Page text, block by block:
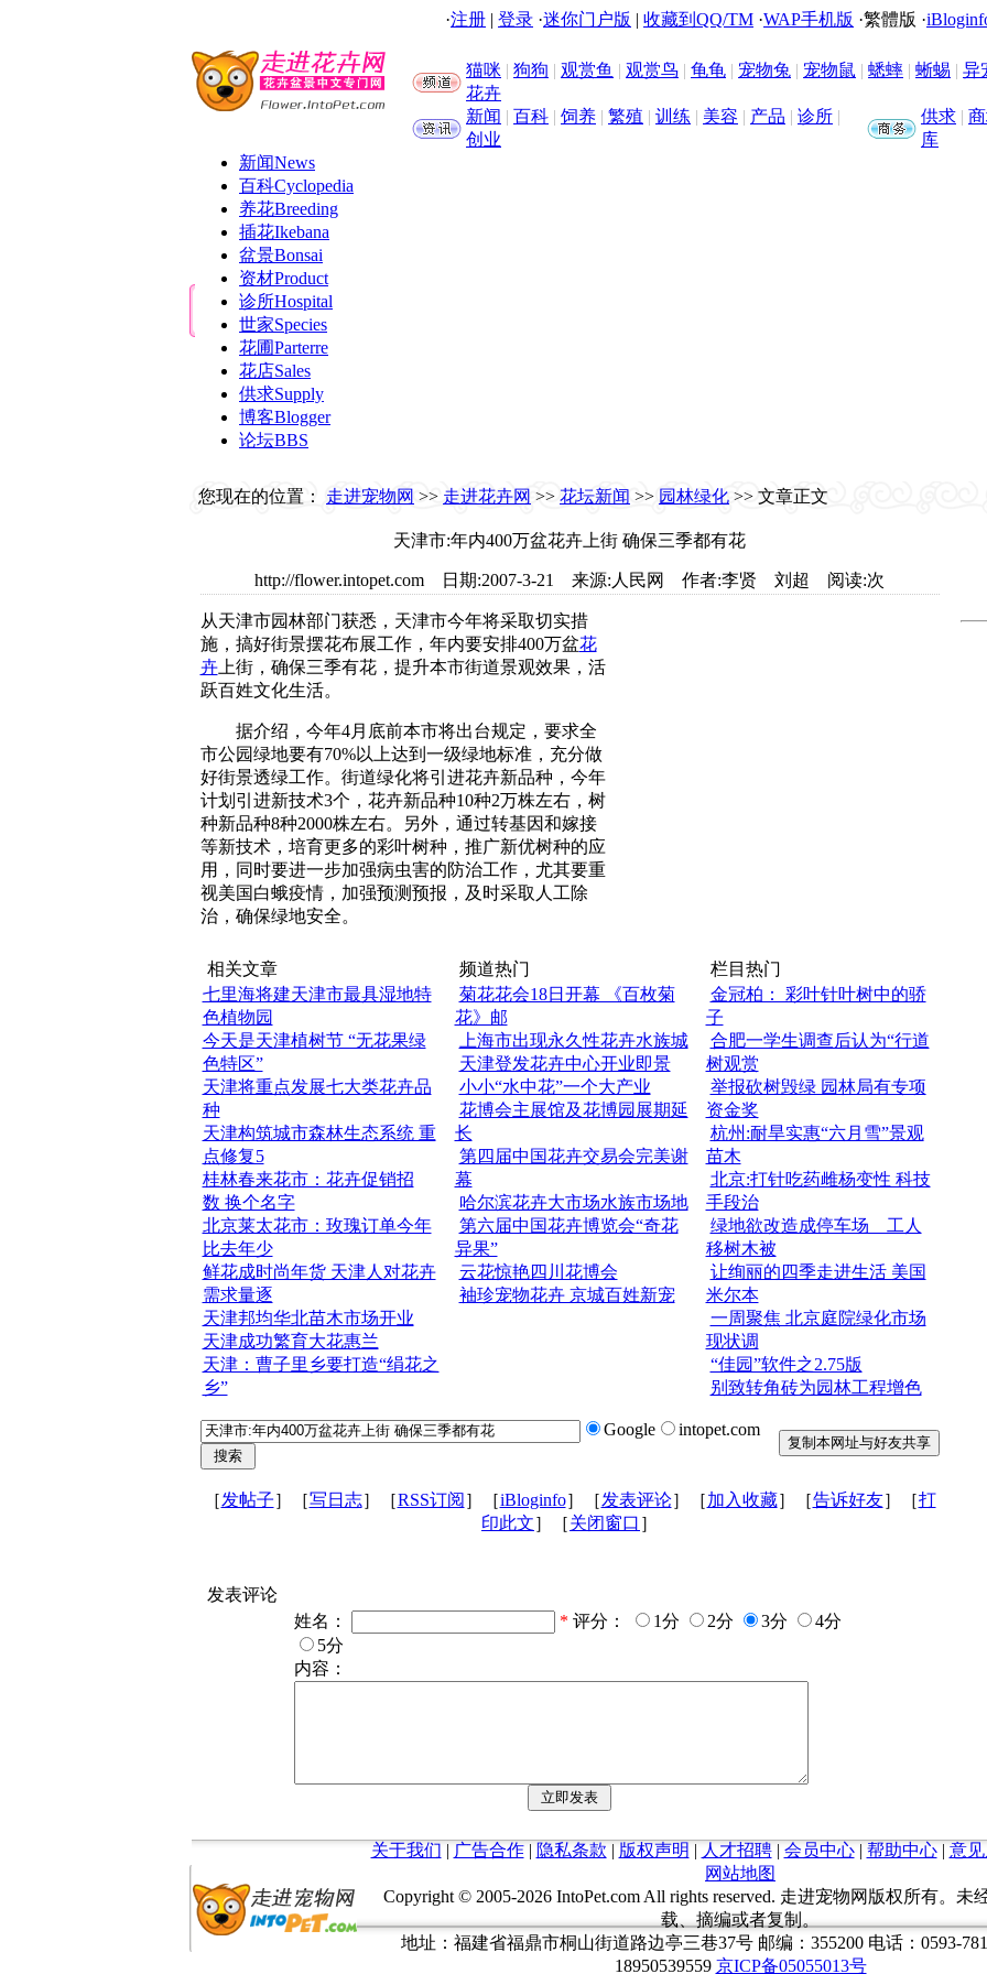
·注册 | 登录 ·迷你门户版 | 收藏到QQ/TM ·WAP手机版 ·繁體版 ·
猫咪 | 狗狗 | 观赏鱼 | 观赏鸟 | 龟龟 | 宠物兔 | 宠物鼠 | 蟋蟀 | 蜥蜴 | 异
花卉
新闻 | 百科 | 饲养 | 繁殖 | 训练 | 美容 | 产品 | 诊所 |
创业
供求 |
库
新闻News
百科Cyclopedia
养花Breeding
插花Ikebana
盆景Bonsai
资材Product
诊所Hospital
世家Species
花圃Parterre
花店Sales
供求Supply
博客Blogger
论坛BBS
您现在的位置： 走进宠物网 >> 走进花卉网 >> 花坛新闻 >> 园林绿化 >> 文章正文
天津市:年内400万盆花卉上街 确保三季都有花
http://flower.intopet.com 日期:2007-3-21 来源:人民网 作者:李贤 刘超 阅读:次
从天津市园林部门获悉，天津市今年将采取切实措
施，搞好街景摆花布展工作，年内要安排400万盆花
卉上街，确保三季有花，提升本市街道景观效果，活
跃百姓文化生活。
据介绍，今年4月底前本市将出台规定，要求全
市公园绿地要有70%以上达到一级绿地标准，充分做
好街景透绿工作。街道绿化将引进花卉新品种，今年
计划引进新技术3个，花卉新品种10种2万株左右，树
种新品种8种2000株左右。另外，通过转基因和嫁接
等新技术，培育更多的彩叶树种，推广新优树种的应
用，同时要进一步加强病虫害的防治工作，尤其要重
视美国白蛾疫情，加强预测预报，及时采取人工除
治，确保绿地安全。
相关文章
七里海将建天津市最具湿地特
色植物园
今天是天津植树节 “无花果绿
色特区”
天津将重点发展七大类花卉品
种
天津构筑城市森林生态系统 重
点修复5
桂林春来花市：花卉促销招
数 换个名字
北京莱太花市：玫瑰订单今年
比去年少
鲜花成时尚年货 天津人对花卉
需求量逐
天津邦均华北苗木市场开业
天津成功繁育大花惠兰
天津：曹子里乡要打造“绢花之
乡”
频道热门
菊花花会18日开幕 《百枚菊
花》邮
上海市出现永久性花卉水族城
天津登发花卉中心开业即景
小小“水中花”一个大产业
花博会主展馆及花博园展期延
长
第四届中国花卉交易会完美谢
幕
哈尔滨花卉大市场水族市场地
第六届中国花卉博览会“奇花
异果”
云花惊艳四川花博会
袖珍宠物花卉 京城百姓新宠
栏目热门
金冠柏： 彩叶针叶树中的骄
子
合肥一学生调查后认为“行道
树观赏
举报砍树毁绿 园林局有专项
资金奖
杭州:耐旱实惠“六月雪”景观
苗木
北京:打针吃药雌杨变性 科技
手段治
绿地欲改造成停车场 工人
移树木被
让绚丽的四季走进生活 美国
米尔本
一周聚焦 北京庭院绿化市场
现状调
“佳园”软件之2.75版
别致转角砖为园林工程增色
Google intopet.com
［发帖子］［写日志］［RSS订阅 ］［iBloginfo］［发表评论］［加入收藏］［告诉好友］［打
印此文］［关闭窗口 ］
发表评论
姓名：
* 评分： 1分 2分 3分
4分
5分
内容：
关于我们 | 广告合作| 隐私条款 | 版权声明 | 人才招聘| 会员中心| 帮助中心| 意
网站地图
Copyright © 2005-2026 IntoPet.com All rights reserved. 走进宠物网版权所有。未
载、摘编或者复制。
地址：福建省福鼎市桐山街道路边亭三巷37号 邮编：355200 电话：0593-
18950539559 京ICP备05055013号